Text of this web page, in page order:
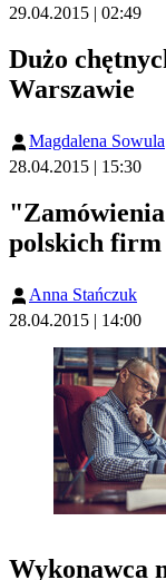
29.04.2015 | 02:49
Dużo
Warszawie
Magdalena Sowula
28.04.2015 | 15:30
polskich firm
Anna Stańczuk
28.04.2015 | 14:00
Wykonawca